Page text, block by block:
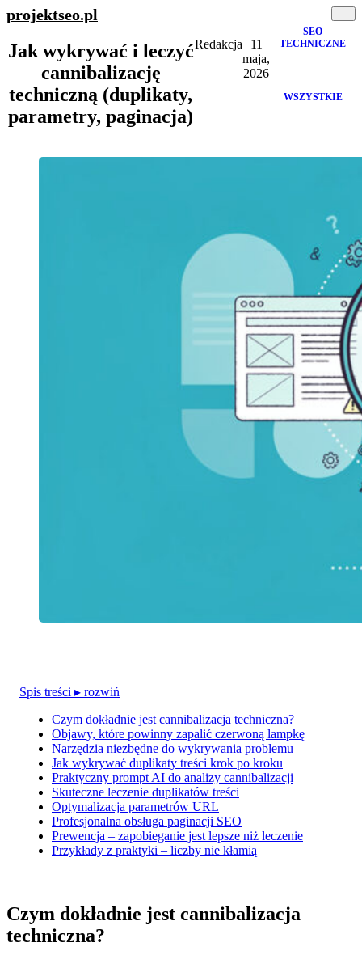
projektseo.pl
Jak wykrywać i leczyć
cannibalizację
techniczną (duplikaty,
parametry, paginacja)
Redakcja
11
maja,
2026
SEO
TECHNICZNE
WSZYSTKIE
Spis treści ▸ rozwiń
Czym dokładnie jest cannibalizacja techniczna?
Objawy, które powinny zapalić czerwoną lampkę
Narzędzia niezbędne do wykrywania problemu
Jak wykrywać duplikaty treści krok po kroku
Praktyczny prompt AI do analizy cannibalizacji
Skuteczne leczenie duplikatów treści
Optymalizacja parametrów URL
Profesjonalna obsługa paginacji SEO
Prewencja – zapobieganie jest lepsze niż leczenie
Przykłady z praktyki – liczby nie kłamią
Czym dokładnie jest cannibalizacja
techniczna?